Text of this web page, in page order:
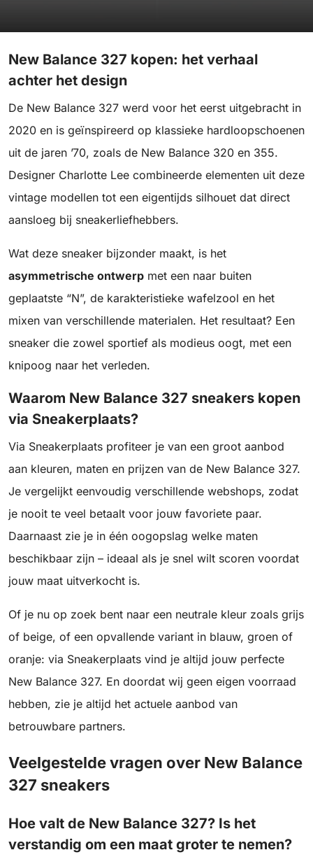
New Balance 327 kopen: het verhaal
achter het design
De New Balance 327 werd voor het eerst uitgebracht in
2020 en is geïnspireerd op klassieke hardloopschoenen
uit de jaren ’70, zoals de New Balance 320 en 355.
Designer Charlotte Lee combineerde elementen uit deze
vintage modellen tot een eigentijds silhouet dat direct
aansloeg bij sneakerliefhebbers.
Wat deze sneaker bijzonder maakt, is het
asymmetrische ontwerp met een naar buiten
geplaatste “N”, de karakteristieke wafelzool en het
mixen van verschillende materialen. Het resultaat? Een
sneaker die zowel sportief als modieus oogt, met een
knipoog naar het verleden.
Waarom New Balance 327 sneakers kopen
via Sneakerplaats?
Via Sneakerplaats profiteer je van een groot aanbod
aan kleuren, maten en prijzen van de New Balance 327.
Je vergelijkt eenvoudig verschillende webshops, zodat
je nooit te veel betaalt voor jouw favoriete paar.
Daarnaast zie je in één oogopslag welke maten
beschikbaar zijn – ideaal als je snel wilt scoren voordat
jouw maat uitverkocht is.
Of je nu op zoek bent naar een neutrale kleur zoals grijs
of beige, of een opvallende variant in blauw, groen of
oranje: via Sneakerplaats vind je altijd jouw perfecte
New Balance 327. En doordat wij geen eigen voorraad
hebben, zie je altijd het actuele aanbod van
betrouwbare partners.
Veelgestelde vragen over New Balance
327 sneakers
Hoe valt de New Balance 327? Is het
verstandig om een maat groter te nemen?